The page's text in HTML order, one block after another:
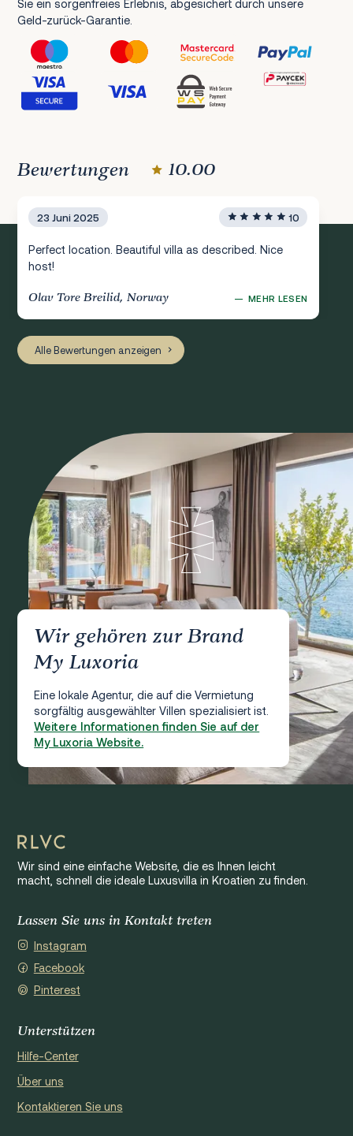
Sie ein sorgenfreies Erlebnis, abgesichert durch unsere
Geld-zurück-Garantie.
Bewertungen 10.00
23 Juni 2025 10
Perfect location. Beautiful villa as described. Nice
host!
Olav Tore Breilid, Norway — MEHR LESEN
Alle Bewertungen anzeigen
Wir gehören zur Brand
My Luxoria
Eine lokale Agentur, die auf die Vermietung
sorgfältig ausgewählter Villen spezialisiert ist.
Weitere Informationen finden Sie auf der
My Luxoria Website.
Wir sind eine einfache Website, die es Ihnen leicht
macht, schnell die ideale Luxusvilla in Kroatien zu finden.
Lassen Sie uns in Kontakt treten
Instagram
Facebook
Pinterest
Unterstützen
Hilfe-Center
Über uns
Kontaktieren Sie uns